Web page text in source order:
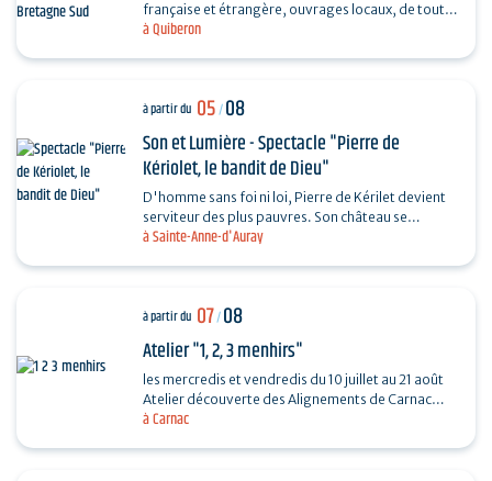
à Quiberon
française et étrangère, ouvrages locaux, de toutes
les périodes et toutes les collections...
à Sainte-Anne-d'Auray
à partir du 05/08
Son et Lumière - Spectacle "Pierre de
Kériolet, le bandit de Dieu"
D'homme sans foi ni loi, Pierre de Kérilet devient
serviteur des plus pauvres. Son château se
transforme en refuge, sa vie en offrande.
à Carnac
à partir du 07/08
Atelier "1, 2, 3 menhirs"
les mercredis et vendredis du 10 juillet au 21 août
Atelier découverte des Alignements de Carnac
destiné aux enfants de 4 à 6 ans en compagnie